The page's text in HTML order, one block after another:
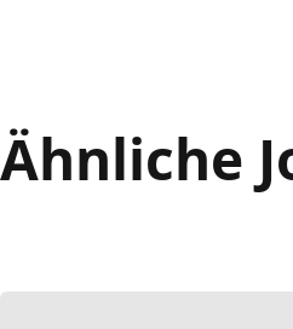
Ähnliche